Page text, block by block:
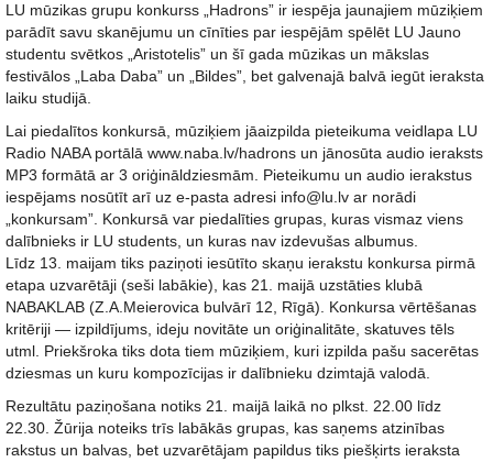
LU mūzikas grupu konkurss „Hadrons” ir iespēja jaunajiem mūziķiem
parādīt savu skanējumu un cīnīties par iespējām spēlēt LU Jauno
studentu svētkos „Aristotelis” un šī gada mūzikas un mākslas
festivālos „Laba Daba” un „Bildes”, bet galvenajā balvā iegūt ieraksta
laiku studijā.
Lai piedalītos konkursā, mūziķiem jāaizpilda pieteikuma veidlapa LU
Radio NABA portālā www.naba.lv/hadrons un jānosūta audio ieraksts
MP3 formātā ar 3 oriģināldziesmām. Pieteikumu un audio ierakstus
iespējams nosūtīt arī uz e-pasta adresi info@lu.lv ar norādi
„konkursam”. Konkursā var piedalīties grupas, kuras vismaz viens
dalībnieks ir LU students, un kuras nav izdevušas albumus.
Līdz 13. maijam tiks paziņoti iesūtīto skaņu ierakstu konkursa pirmā
etapa uzvarētāji (seši labākie), kas 21. maijā uzstāties klubā
NABAKLAB (Z.A.Meierovica bulvārī 12, Rīgā). Konkursa vērtēšanas
kritēriji — izpildījums, ideju novitāte un oriģinalitāte, skatuves tēls
utml. Priekšroka tiks dota tiem mūziķiem, kuri izpilda pašu sacerētas
dziesmas un kuru kompozīcijas ir dalībnieku dzimtajā valodā.
Rezultātu paziņošana notiks 21. maijā laikā no plkst. 22.00 līdz
22.30. Žūrija noteiks trīs labākās grupas, kas saņems atzinības
rakstus un balvas, bet uzvarētājam papildus tiks piešķirts ieraksta